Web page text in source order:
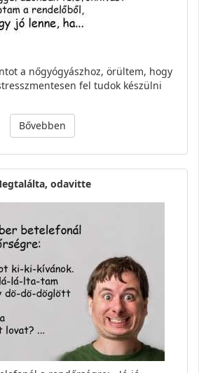
a nőgyógyászhoz, örültem, hogy
fel tudok készülni
Bővebben
odavitte